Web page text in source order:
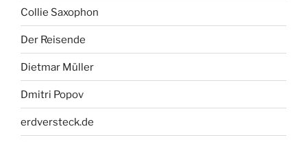
Collie Saxophon
Der Reisende
Dietmar Müller
Dmitri Popov
erdversteck.de